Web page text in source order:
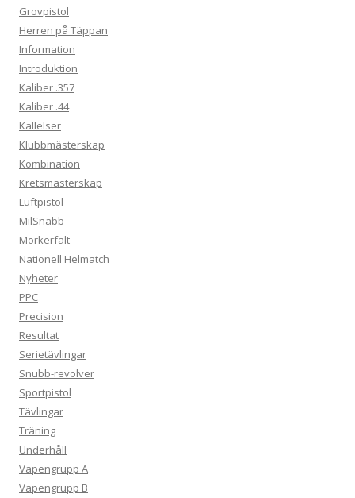
Grovpistol
Herren på Täppan
Information
Introduktion
Kaliber .357
Kaliber .44
Kallelser
Klubbmästerskap
Kombination
Kretsmästerskap
Luftpistol
MilSnabb
Mörkerfält
Nationell Helmatch
Nyheter
PPC
Precision
Resultat
Serietävlingar
Snubb-revolver
Sportpistol
Tävlingar
Träning
Underhåll
Vapengrupp A
Vapengrupp B